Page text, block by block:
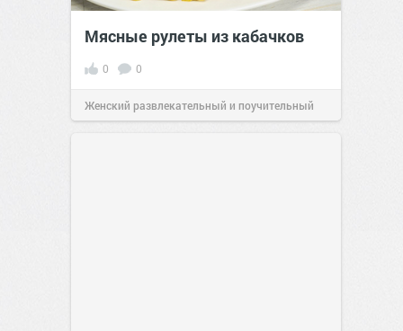
Мясные рулеты из кабачков
0 0
Женский развлекательный и поучительный